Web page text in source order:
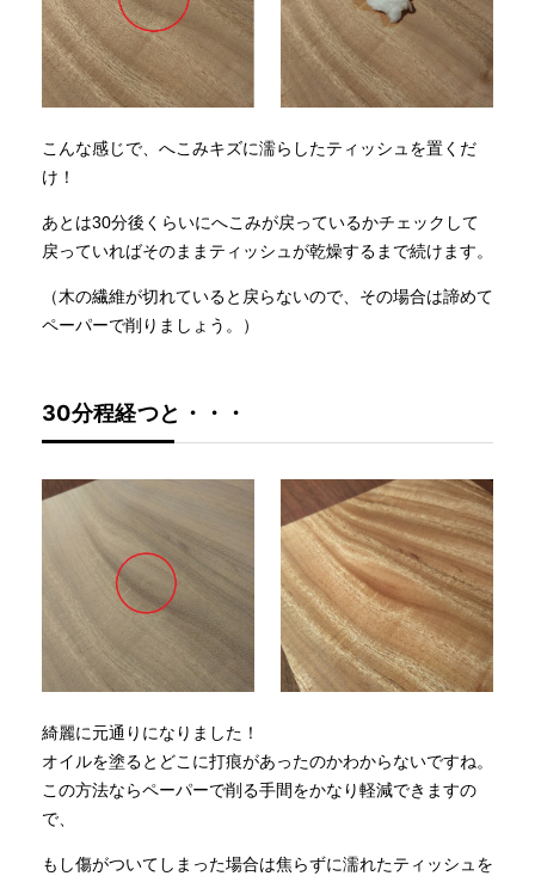
こんな感じで、へこみキズに濡らしたティッシュを置くだ
け！
あとは30分後くらいにへこみが戻っているかチェックして
戻っていればそのままティッシュが乾燥するまで続けます。
（木の繊維が切れていると戻らないので、その場合は諦めて
ペーパーで削りましょう。）
30分程経つと・・・
綺麗に元通りになりました！
オイルを塗るとどこに打痕があったのかわからないですね。
この方法ならペーパーで削る手間をかなり軽減できますの
で、
もし傷がついてしまった場合は焦らずに濡れたティッシュを